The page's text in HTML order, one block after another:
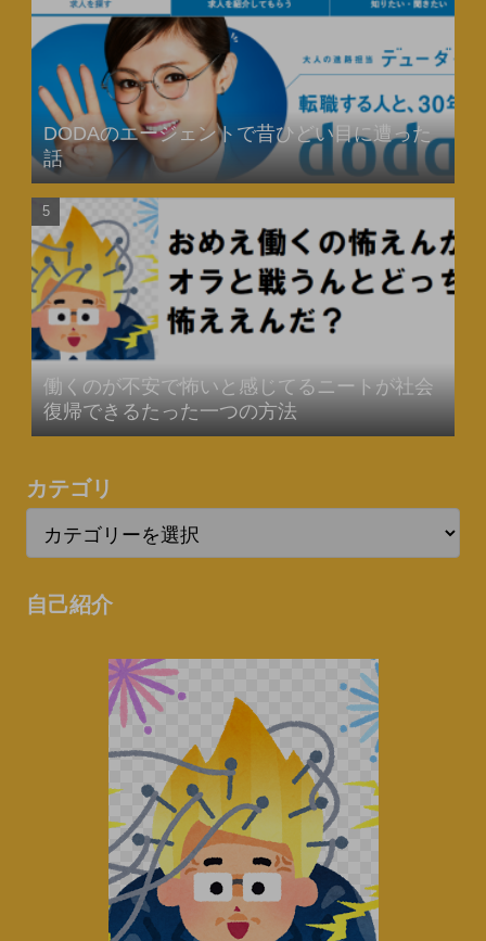
DODAのエージェントで昔ひどい目に遭った
話
働くのが不安で怖いと感じてるニートが社会
復帰できるたった一つの方法
カテゴリ
自己紹介